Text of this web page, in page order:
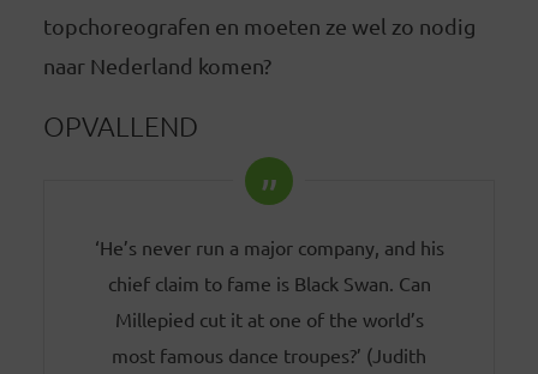
topchoreografen en moeten ze wel zo nodig
naar Nederland komen?
OPVALLEND
‘He’s never run a major company, and his
chief claim to fame is Black Swan. Can
Millepied cut it at one of the world’s
most famous dance troupes?’ (Judith